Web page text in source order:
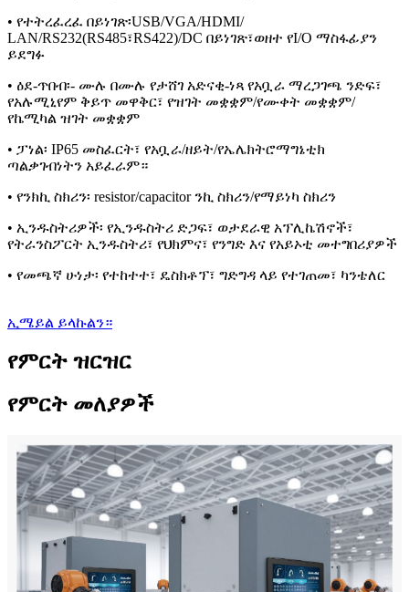
• የተትረፈረፈ በይነገጽ፡USB/VGA/HDMI/
LAN/RS232(RS485፣RS422)/DC በይነገጽ፣ወዘተ የI/O ማስፋፊያን
ይደግፉ
• ዕደ-ጥበብ፡- ሙሉ በሙሉ የታሸገ አድናቂ-ነጻ የአቧራ ማረጋገጫ ንድፍ፣
የአሉሚኒየም ቅይጥ መዋቅር፣ የዝገት መቋቋም/የሙቀት መቋቋም/
የኬሚካል ዝገት መቋቋም
• ፓነል፡ IP65 መስፈርት፣ የአቧራ/ዘይት/የኤሌክትሮማግኔቲክ
ጣልቃገብነትን አይፈራም።
• የንክኪ ስክሪን፡ resistor/capacitor ንኪ ስክሪን/የማይነካ ስክሪን
• ኢንዱስትሪዎች፡ የኢንዱስትሪ ድጋፍ፣ ወታደራዊ አፕሊኬሽኖች፣
የትራንስፖርት ኢንዱስትሪ፣ የህክምና፣ የንግድ እና የአይኦቲ መተግበሪያዎች
• የመጫኛ ሁነታ፡ የተከተተ፣ ዴስክቶፕ፣ ግድግዳ ላይ የተገጠመ፣ ካንቴለር
ኢሜይል ይላኩልን።
የምርት ዝርዝር
የምርት መለያዎች